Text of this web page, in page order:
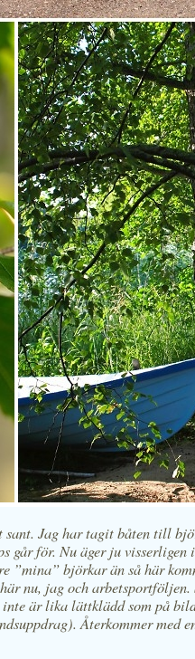
sant. Jag har tagit båten till
går för. Nu äger ju visserligen
”mina” björkar än så här
nu, jag och arbetsportföljen.
är lika lättklädd som på
Återkommer med